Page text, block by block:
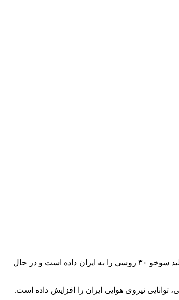
کی یف پست در گزارشی مدعی است: رابطه ایران و روسیه به گونه‌ای است که تحویل صرفا حنگنده به ایران کافی نیست و مسکو اکنون به ایران مجوز تولید سوخو ۳۰ روسی را به ایران داده است و در حال